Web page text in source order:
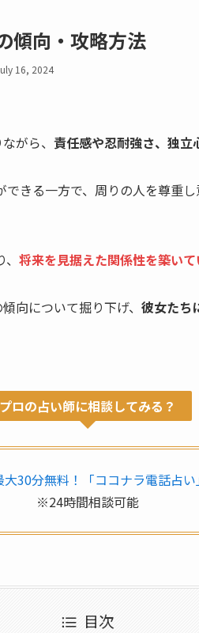
傾向・攻略方法
16, 2024
がら、 責任感や忍耐強さ、独立
きる一方で、周りの人を尊重
将来を見据えた関係性を築い
向について掘り下げ、 彼女たち
プロの占い師に相談してみる？
30分無料！「ココナラ電話占い
※24時間相談可能
目次